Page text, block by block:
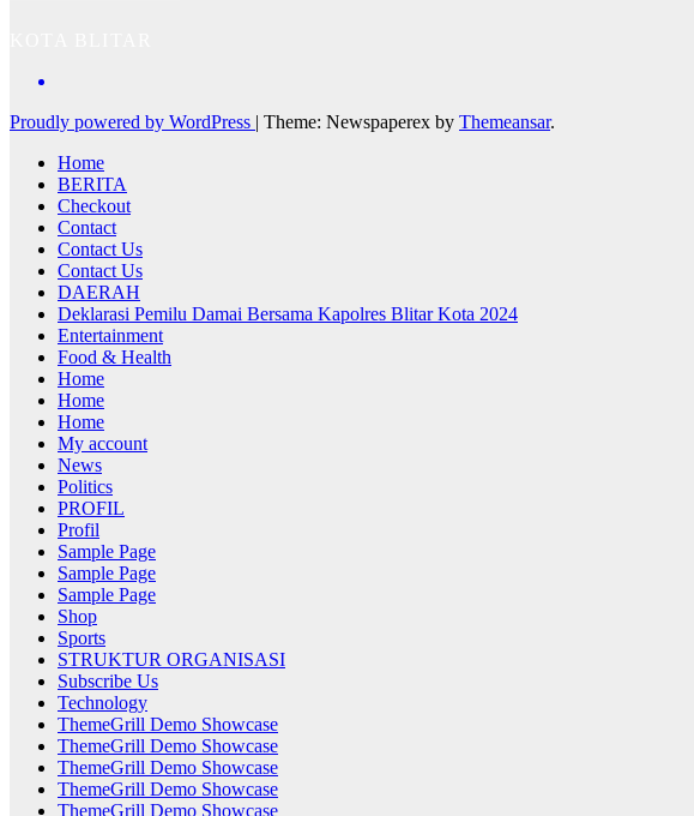
Proudly powered by WordPress | Theme: Newspaperex by Themeansar.
Home
BERITA
Checkout
Contact
Contact Us
Contact Us
DAERAH
Deklarasi Pemilu Damai Bersama Kapolres Blitar Kota 2024
Entertainment
Food & Health
Home
Home
Home
My account
News
Politics
PROFIL
Profil
Sample Page
Sample Page
Sample Page
Shop
Sports
STRUKTUR ORGANISASI
Subscribe Us
Technology
ThemeGrill Demo Showcase
ThemeGrill Demo Showcase
ThemeGrill Demo Showcase
ThemeGrill Demo Showcase
ThemeGrill Demo Showcase